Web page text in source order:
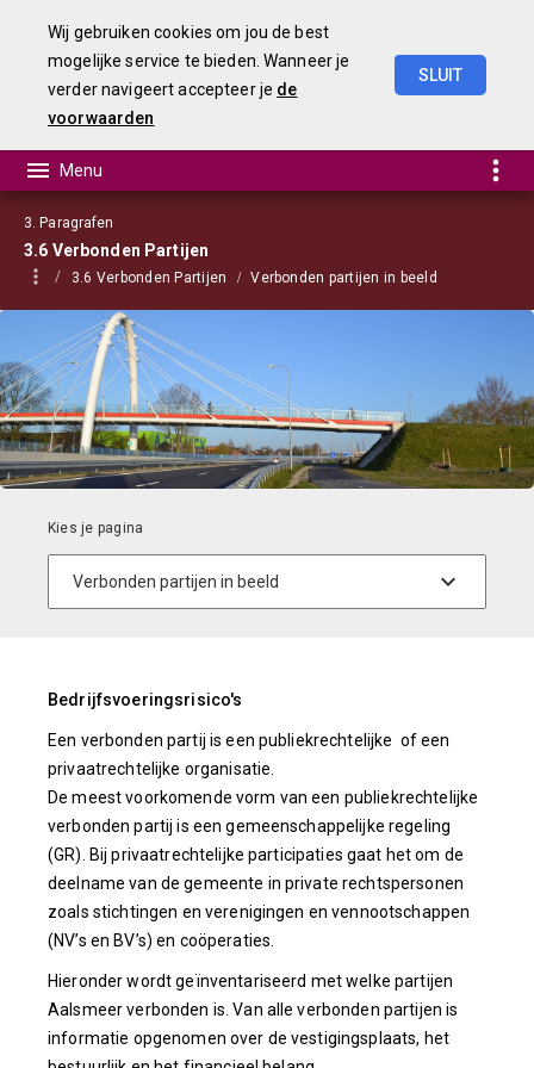
Wij gebruiken cookies om jou de best
mogelijke service te bieden. Wanneer je
verder navigeert accepteer je de
voorwaarden
SLUIT
3. Paragrafen
3.6 Verbonden Partijen
3.6 Verbonden Partijen Verbonden partijen in beeld
Bedrijfsvoeringsrisico's
Een verbonden partij is een publiekrechtelijke of een
privaatrechtelijke organisatie.
De meest voorkomende vorm van een publiekrechtelijke
verbonden partij is een gemeenschappelijke regeling
(GR). Bij privaatrechtelijke participaties gaat het om de
deelname van de gemeente in private rechtspersonen
zoals stichtingen en verenigingen en vennootschappen
(NV’s en BV’s) en coöperaties.
Hieronder wordt geïnventariseerd met welke partijen
Aalsmeer verbonden is. Van alle verbonden partijen is
informatie opgenomen over de vestigingsplaats, het